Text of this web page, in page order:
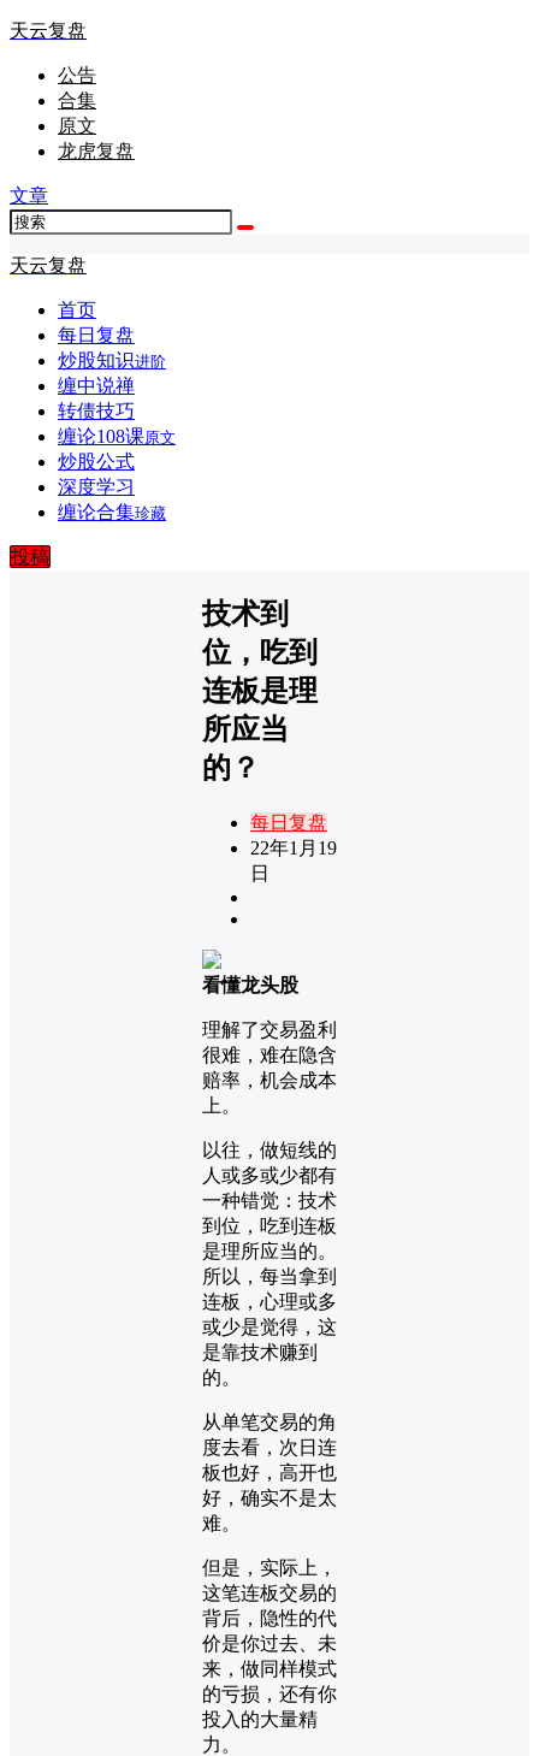
天云复盘
公告
合集
原文
龙虎复盘
文章
天云复盘
首页
每日复盘
炒股知识进阶
缠中说禅
转债技巧
缠论108课原文
炒股公式
深度学习
缠论合集珍藏
投稿
技术到
位，吃到
连板是理
所应当
的？
每日复盘
22年1月19
日
看懂龙头股
理解了交易盈利
很难，难在隐含
赔率，机会成本
上。
以往，做短线的
人或多或少都有
一种错觉：技术
到位，吃到连板
是理所应当的。
所以，每当拿到
连板，心理或多
或少是觉得，这
是靠技术赚到
的。
从单笔交易的角
度去看，次日连
板也好，高开也
好，确实不是太
难。
但是，实际上，
这笔连板交易的
背后，隐性的代
价是你过去、未
来，做同样模式
的亏损，还有你
投入的大量精
力。